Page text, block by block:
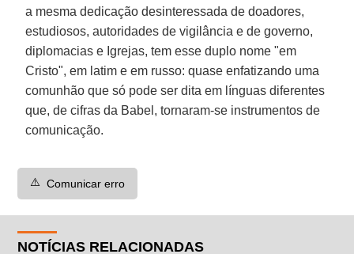
a mesma dedicação desinteressada de doadores,
estudiosos, autoridades de vigilância e de governo,
diplomacias e Igrejas, tem esse duplo nome "em
Cristo", em latim e em russo: quase enfatizando uma
comunhão que só pode ser dita em línguas diferentes
que, de cifras da Babel, tornaram-se instrumentos de
comunicação.
⚠️ Comunicar erro
NOTÍCIAS RELACIONADAS